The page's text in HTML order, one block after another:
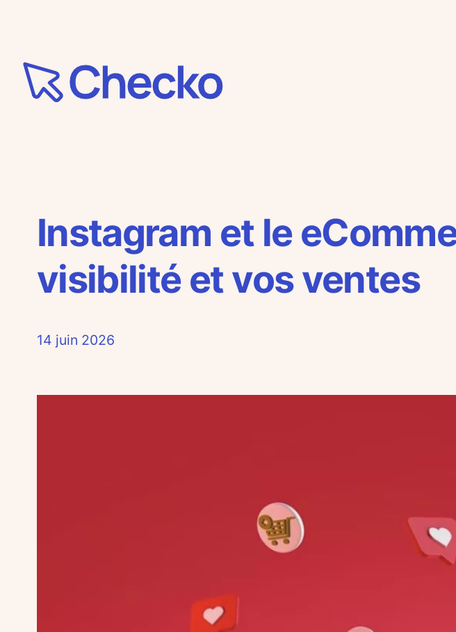
Instagram et le
visibilité et vos ventes
14 juin 2026